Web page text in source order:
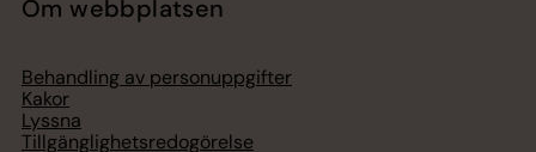
Om webbplatsen
Behandling av personuppgifter
Kakor
Lyssna
Tillgänglighetsredogörelse